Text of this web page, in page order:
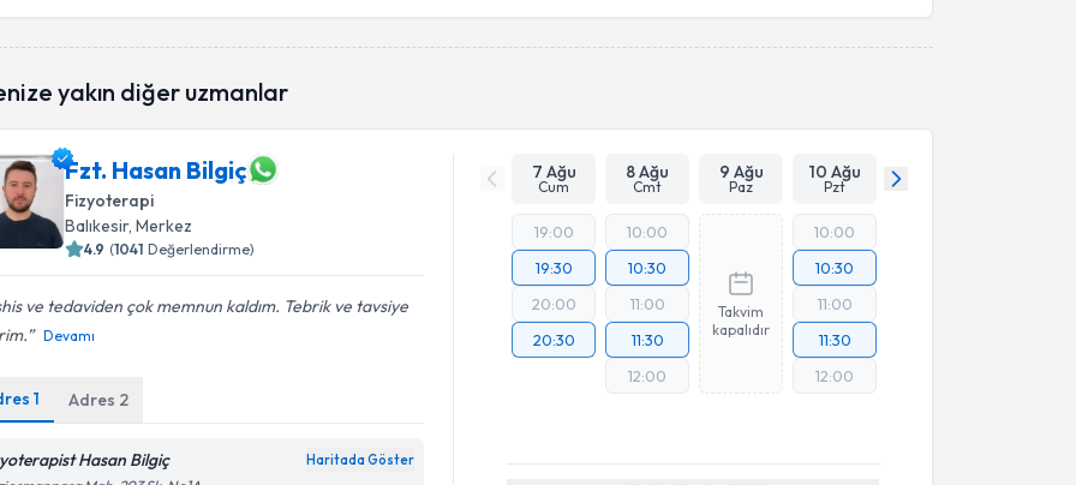
işlenmesini kabul ediyorum.
yakın diğer uzmanlar
Fzt. Hasan Bilgiç
Fizyoterapi
Balıkesir, Merkez
4.9 (1041 Değerlendirme)
ve tedaviden çok memnun kaldım. Tebrik ve tavsiye
Devamı
1 Adres 2
Hasan Bilgiç Haritada Göster
7 Ağu
Cum
8 Ağu
Cmt
9 Ağu
Paz
10 Ağu
Pzt
19:00
19:30
20:00
20:30
10:00
10:30
11:00
11:30
12:00
Takvim
kapalıdır
10:00
10:30
11:00
11:30
12:00